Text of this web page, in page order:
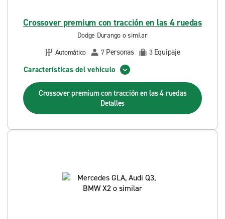
Crossover premium con tracción en las 4 ruedas
Dodge Durango o similar
Automático
7 Personas 3 Equipaje
Características del vehículo
Crossover premium con tracción en las 4 ruedas
Detalles